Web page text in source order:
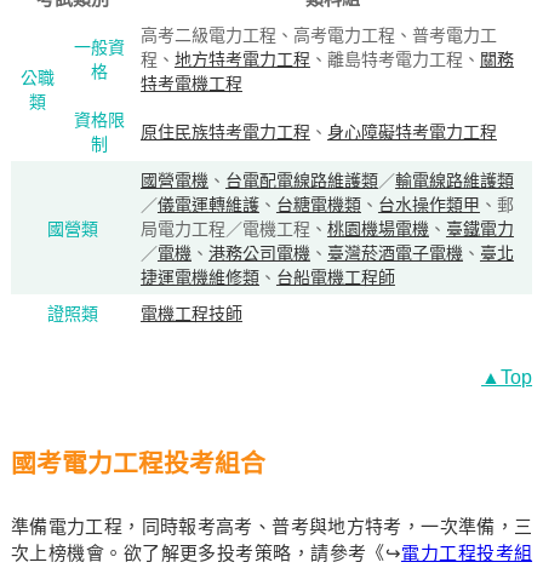
公職
類
一般資
格
高考二級電力工程、高考電力工程、普考電力工
程、 地方特考電力工程 、離島特考電力工程、 關務
特考電機工程
資格限
制
原住民族特考電力工程 、 身心障礙特考電力工程
國營類
國營電機、 台電配電線路維護類／輸電線路維護類
／儀電運轉維護、 台糖電機類、 台水操作類甲 、郵
局電力工程／電機工程、 桃園機場電機、 臺鐵電力
／電機、 港務公司電機、 臺灣菸酒電子電機、 臺北
捷運電機維修類、 台船電機工程師
證照類
電機工程技師
▲Top
國考電力工程投考組合
準備電力工程，同時報考高考、普考與地方特考，一次準備，三
次上榜機會。欲了解更多投考策略，請參考《↪電力工程投考組